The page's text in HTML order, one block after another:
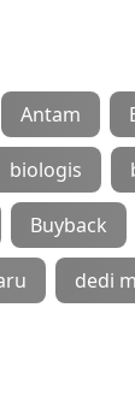
Antam
biologis
Buyback
dedi